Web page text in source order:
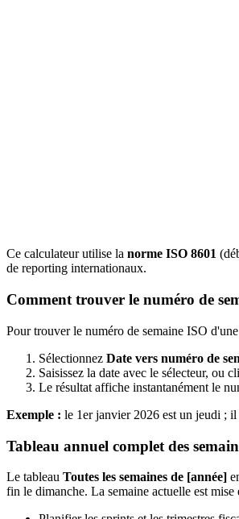
Ce calculateur utilise la norme ISO 8601
de reporting internationaux.
Comment trouver le numéro de
Pour trouver le numéro de semaine ISO
Sélectionnez Date vers numéro de
Saisissez la date avec le sélecteur, ou
Le résultat affiche instantanément le
Exemple : le 1er janvier 2026 est un jeudi ; il
Tableau annuel complet des
Le tableau Toutes les semaines de [année]
fin le dimanche. La semaine actuelle est